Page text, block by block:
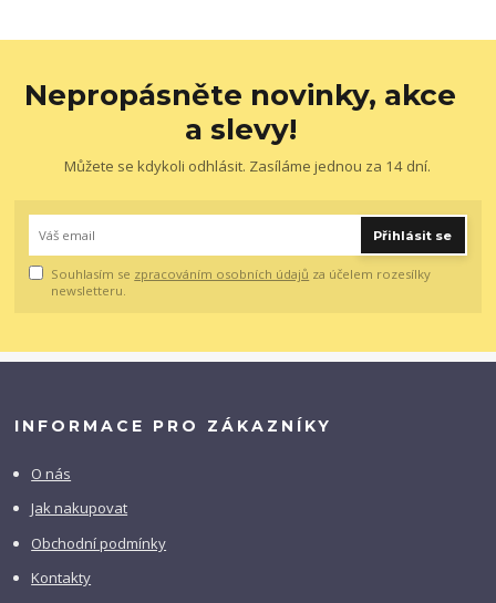
Nepropásněte novinky, akce
a slevy!
Můžete se kdykoli odhlásit. Zasíláme jednou za 14 dní.
Přihlásit se
Souhlasím se zpracováním osobních údajů za účelem rozesílky
newsletteru.
INFORMACE PRO ZÁKAZNÍKY
O nás
Jak nakupovat
Obchodní podmínky
Kontakty